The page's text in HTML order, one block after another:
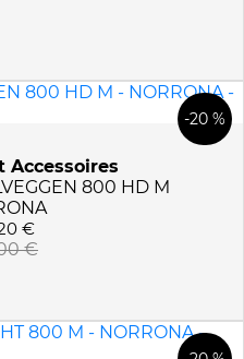
-20 %
Accessoires
800 HD M
€
€